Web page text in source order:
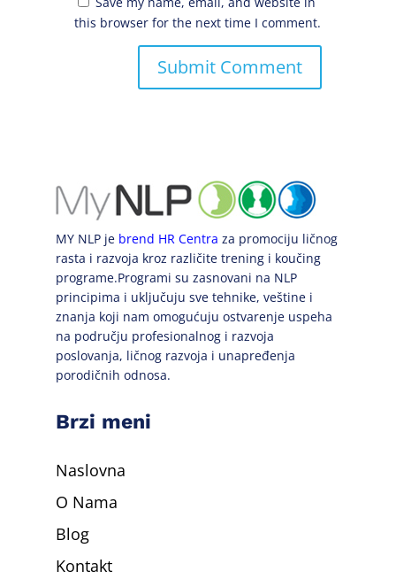
this browser for the next time I comment.
MY NLP je brend HR Centra za promociju ličnog
rasta i razvoja kroz različite trening i koučing
programe.Programi su zasnovani na NLP
principima i uključuju sve tehnike, veštine i
znanja koji nam omogućuju ostvarenje uspeha
na području profesionalnog i razvoja
poslovanja, ličnog razvoja i unapređenja
porodičnih odnosa.
Brzi meni
Naslovna
O Nama
Blog
Kontakt